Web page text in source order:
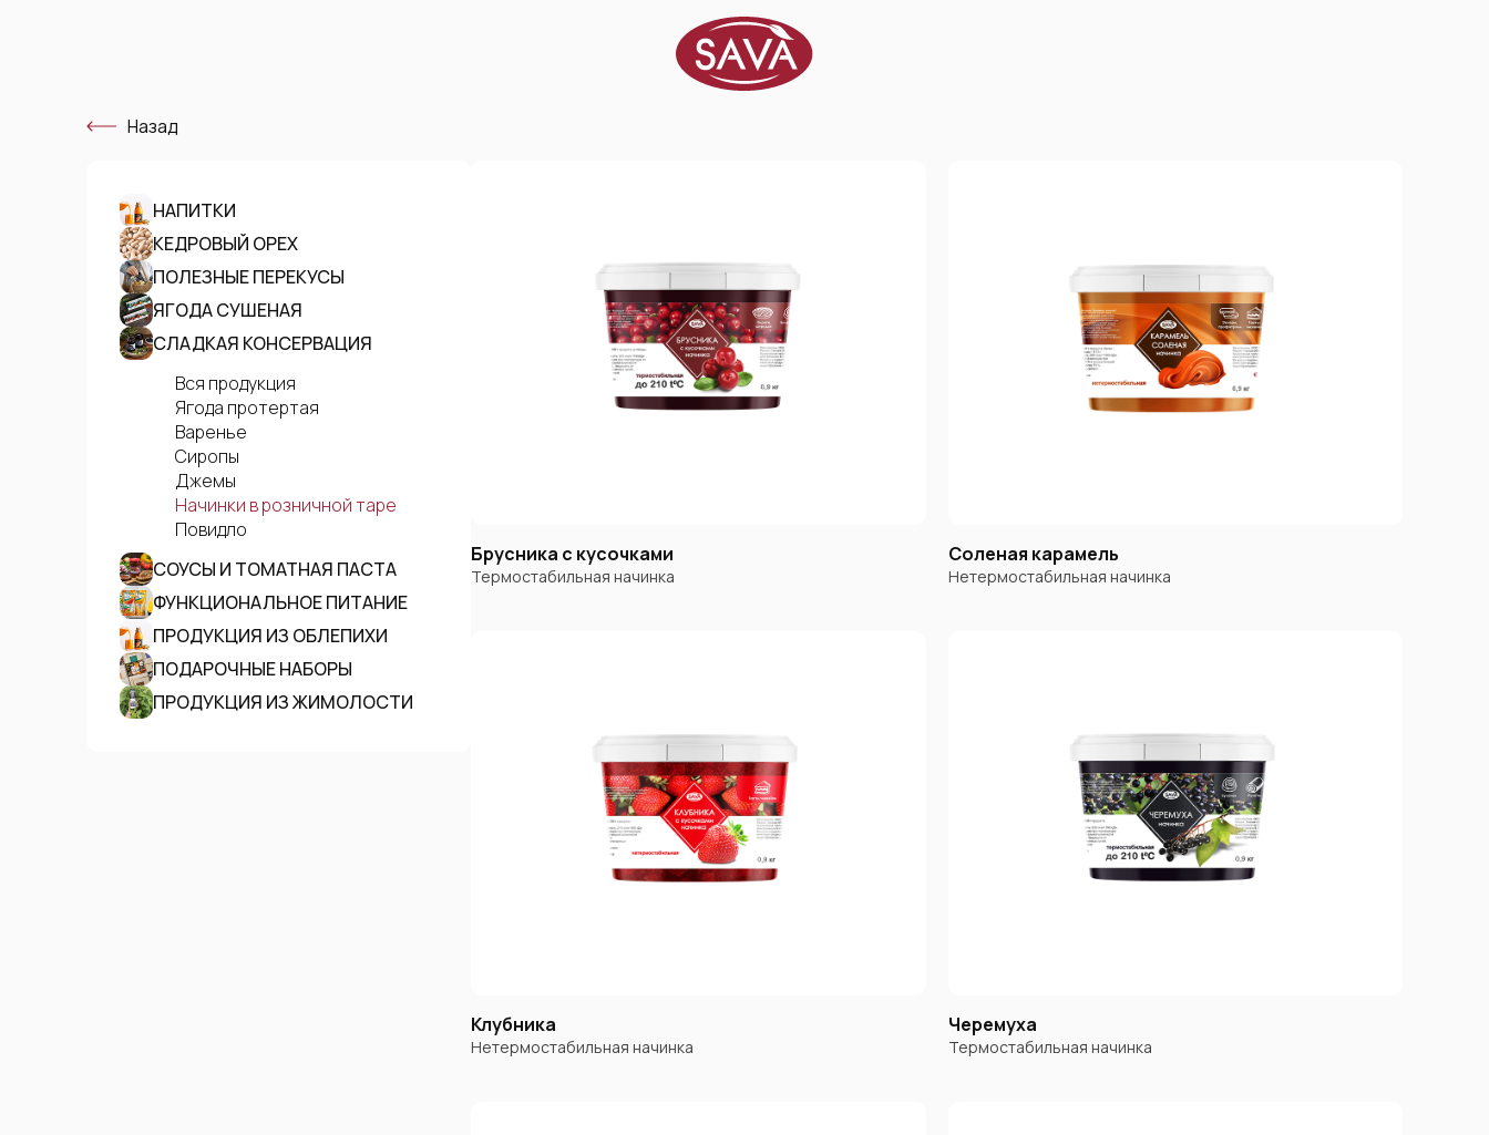
Назад
НАПИТКИ
КЕДРОВЫЙ ОРЕХ
ПОЛЕЗНЫЕ ПЕРЕКУСЫ
ЯГОДА СУШЕНАЯ
СЛАДКАЯ КОНСЕРВАЦИЯ
Вся продукция
Ягода протертая
Варенье
Сиропы
Джемы
Начинки в розничной таре
Повидло
СОУСЫ И ТОМАТНАЯ ПАСТА
ФУНКЦИОНАЛЬНОЕ ПИТАНИЕ
ПРОДУКЦИЯ ИЗ ОБЛЕПИХИ
ПОДАРОЧНЫЕ НАБОРЫ
ПРОДУКЦИЯ ИЗ ЖИМОЛОСТИ
Брусника с кусочками
Термостабильная начинка
Соленая карамель
Нетермостабильная начинка
Клубника
Нетермостабильная начинка
Черемуха
Термостабильная начинка